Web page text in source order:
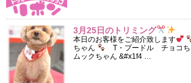
3月25日のトリミング
本日のお客様をご紹介致します
ちゃん
T・プードル チョコち
ムックちゃん &#x1f4 …